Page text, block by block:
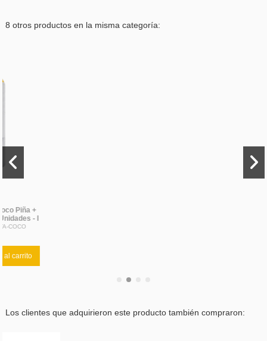
8 otros productos en la misma categoría:
Los clientes que adquirieron este producto también compraron: